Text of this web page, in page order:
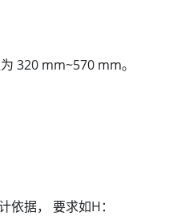
320 mm~570 mm。
据， 要求如H：